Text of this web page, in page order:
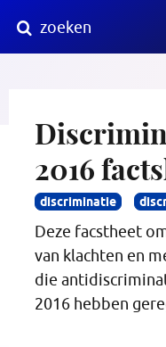
naar
content
zoeken
2016
discriminatie
Deze facstheet
van klachten en
die
2016 hebben